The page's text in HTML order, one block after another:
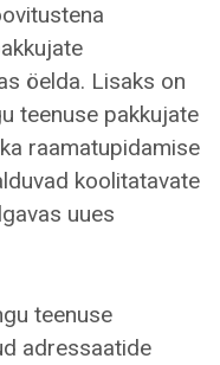
öelda. Lisaks on
teenuse pakkujate
raamatupidamise
koolitatavate
uues
teenuse
adressaatide